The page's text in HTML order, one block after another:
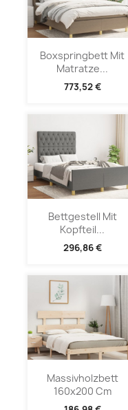
Boxspringbett Mit
Matratze...
773,52 €
Bettgestell Mit
Kopfteil...
296,86 €
Massivholzbett
160x200 Cm